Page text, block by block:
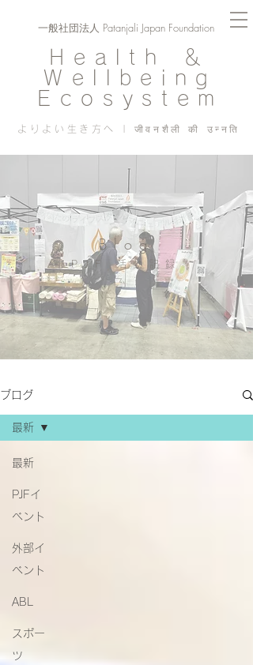
Health ＆
Wellbeing
Ecosystem
よりよい生き方へ | जीवनशैली की उन्नति
一般社団法人 Patanjali Japan Foundation
Blog
PJF ​活動記録
ブログ
最新
PJFイ
ベント
外部イ
ベント
ABL
スポー
ツ
最新